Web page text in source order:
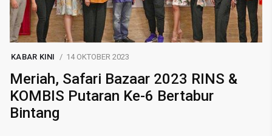
KABAR KINI 14 OKTOBER 2023
Meriah, Safari Bazaar 2023 RINS &
KOMBIS Putaran Ke-6 Bertabur
Bintang